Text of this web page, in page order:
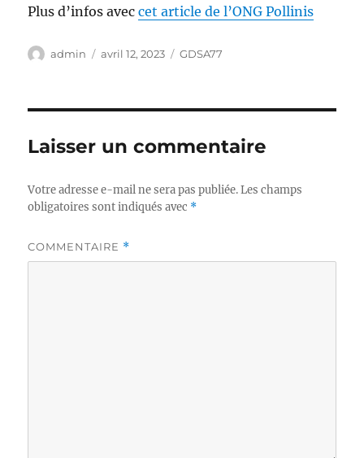
Plus d’infos aveccet article de l’ONG Pollinis
Auteur
admin
Publié
avril 12, 2023 Catégories
GDSA77
Laisser un commentaire
Votre adresse e-mail ne sera pas publiée. Les champs
obligatoires sont indiqués avec *
COMMENTAIRE *